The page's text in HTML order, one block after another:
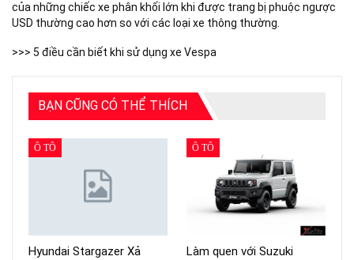
của những chiếc xe phân khối lớn khi được trang bị phuộc ngược
USD thường cao hơn so với các loại xe thông thường.
>>> 5 điều cần biết khi sử dụng xe Vespa
BẠN CŨNG CÓ THỂ THÍCH
Ô TÔ
Hyundai Stargazer Xả
Ô TÔ
Làm quen với Suzuki